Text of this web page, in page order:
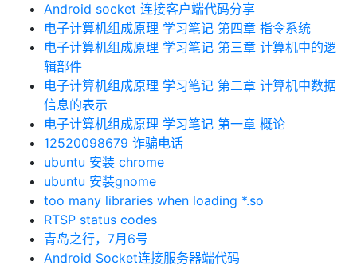
Android socket 连接客户端代码分享
电子计算机组成原理 学习笔记 第四章 指令系统
电子计算机组成原理 学习笔记 第三章 计算机中的逻
辑部件
电子计算机组成原理 学习笔记 第二章 计算机中数据
信息的表示
电子计算机组成原理 学习笔记 第一章 概论
12520098679 诈骗电话
ubuntu 安装 chrome
ubuntu 安装gnome
too many libraries when loading *.so
RTSP status codes
青岛之行，7月6号
Android Socket连接服务器端代码